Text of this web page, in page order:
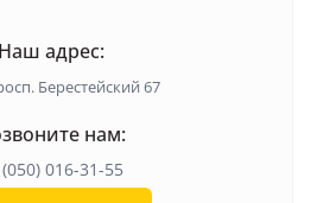
Наш адрес:
Берестейский 67
нам:
(050) 016-31-55